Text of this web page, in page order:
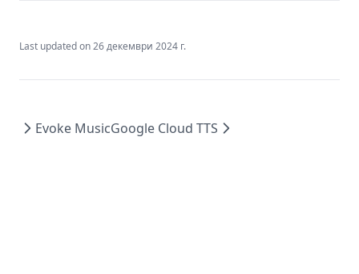
Last updated on26 декември 2024 г.
Evoke MusicGoogle Cloud TTS